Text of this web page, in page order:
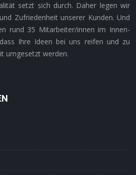
setzt sich durch. Daher legen wir
Zufriedenheit unserer Kunden. Und
rund 35 Mitarbeiter/innen im Innen-
Ihre Ideen bei uns reifen und zu
umgesetzt werden.